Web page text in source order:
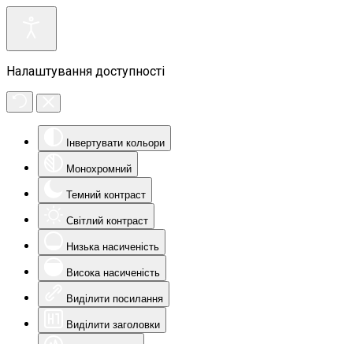
Налаштування доступності
Інвертувати кольори
Монохромний
Темний контраст
Світлий контраст
Низька насиченість
Висока насиченість
Виділити посилання
Виділити заголовки